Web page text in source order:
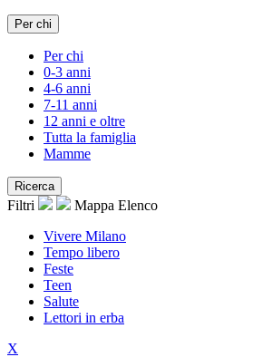
Per chi
Per chi
0-3 anni
4-6 anni
7-11 anni
12 anni e oltre
Tutta la famiglia
Mamme
Ricerca
Filtri Mappa Elenco
Vivere Milano
Tempo libero
Feste
Teen
Salute
Lettori in erba
X